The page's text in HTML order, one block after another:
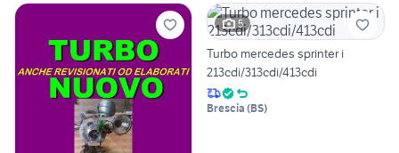
5
Turbo mercedes sprinter i
213cdi/313cdi/413cdi
Brescia (BS)